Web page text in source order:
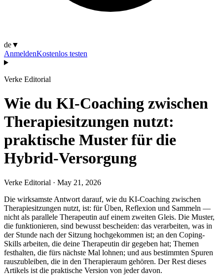
de▼
AnmeldenKostenlos testen
Verke Editorial
Wie du KI-Coaching zwischen
Therapiesitzungen nutzt:
praktische Muster für die
Hybrid-Versorgung
Verke Editorial · May 21, 2026
Die wirksamste Antwort darauf, wie du KI-Coaching zwischen
Therapiesitzungen nutzt, ist: für Üben, Reflexion und Sammeln —
nicht als parallele Therapeutin auf einem zweiten Gleis. Die Muster,
die funktionieren, sind bewusst bescheiden: das verarbeiten, was in
der Stunde nach der Sitzung hochgekommen ist; an den Coping-
Skills arbeiten, die deine Therapeutin dir gegeben hat; Themen
festhalten, die fürs nächste Mal lohnen; und aus bestimmten Spuren
rauszubleiben, die in den Therapieraum gehören. Der Rest dieses
Artikels ist die praktische Version von jeder davon.